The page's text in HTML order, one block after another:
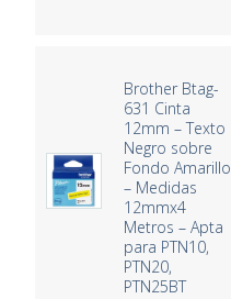
Brother Btag-
631 Cinta
12mm – Texto
Negro sobre
Fondo Amarillo
– Medidas
12mmx4
Metros – Apta
para PTN10,
PTN20,
PTN25BT